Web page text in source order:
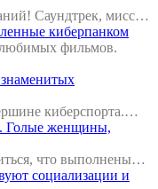
Саундтрек, мисс…
киберпанком
фильмов.
киберспорта.…
Голые женщины,
что выполнены…
социализации и